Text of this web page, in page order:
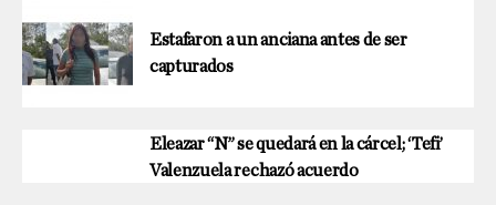
Estafaron a un anciana antes de ser
capturados
Eleazar “N” se quedará en la cárcel; ‘Tefi’
Valenzuela rechazó acuerdo